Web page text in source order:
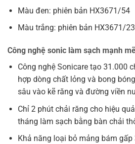
Màu đen: phiên bản HX3671/54
Màu trắng: phiên bản HX3671/23
Công nghệ sonic làm sạch mạnh
Công nghệ Sonicare tạo 31.000
hợp dòng chất lỏng và bong
sâu vào kẽ răng và đường viền
Chỉ 2 phút chải răng cho hiệu
tháng làm sạch bằng bàn chải
Khả năng loại bỏ mảng bám